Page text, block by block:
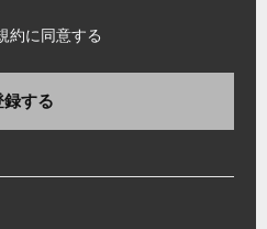
約に同意する
録する